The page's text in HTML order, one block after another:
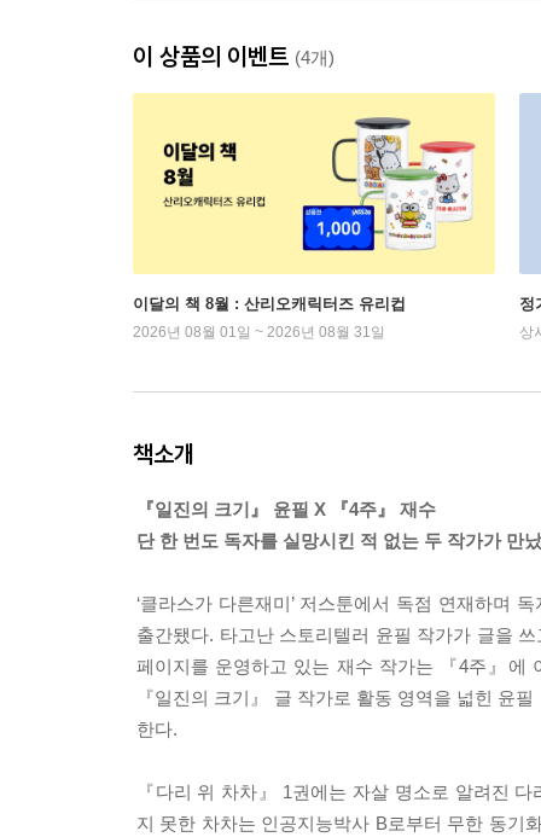
이 상품의 이벤트 (4개)
이달의 책 8월 : 산리오캐릭터즈 유리컵
2026년 08월 01일 ~ 2026년 08월 31일
정
상
책소개
『일진의 크기』 윤필 X 『4주』 재수
단 한 번도 독자를 실망시킨 적 없는 두 작가가 만
‘클라스가 다른재미’ 저스툰에서 독점 연재하며
출간됐다. 타고난 스토리텔러 윤필 작가가 글을
페이지를 운영하고 있는 재수 작가는 『4주』에
『일진의 크기』 글 작가로 활동 영역을 넓힌 윤
한다.
『다리 위 차차』 1권에는 자살 명소로 알려진
지 못한 차차는 인공지능박사 B로부터 무한 동기